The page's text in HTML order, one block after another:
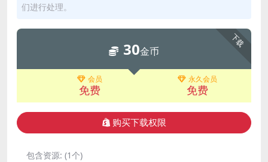
们进行处理。
下载
30金币
会员
免费
永久会员
免费
购买下载权限
包含资源: (1个)